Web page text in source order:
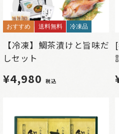
おすすめ 送料無料 冷凍品
【冷凍】鯛茶漬けと旨味だ
しセット
¥4,980 税込